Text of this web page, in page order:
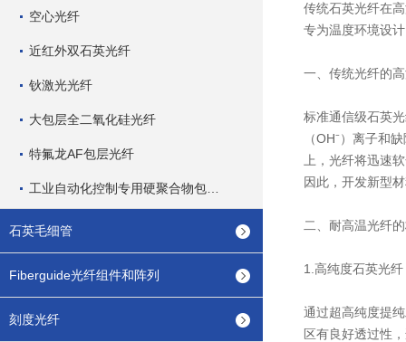
空心光纤
近红外双石英光纤
钬激光光纤
大包层全二氧化硅光纤
特氟龙AF包层光纤
石英毛细管
Fiberguide光纤组件和阵列
刻度光纤
传统石英光纤在
专为温度环境设
一、传统光纤的
标准通信级石英
（OH⁻）离子和
上，光纤将迅速
因此，开发新型
二、耐高温光纤
1.高纯度石英光纤
通过超高纯度提
区有良好透过性